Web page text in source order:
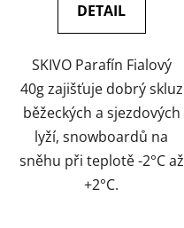
DETAIL
SKIVO Parafín Fialový
40g zajišťuje dobrý skluz
běžeckých a sjezdových
lyží, snowboardů na
sněhu při teplotě -2°C až
+2°C.